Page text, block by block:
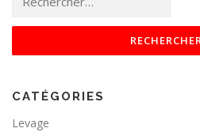
CATÉGORIES
Levage